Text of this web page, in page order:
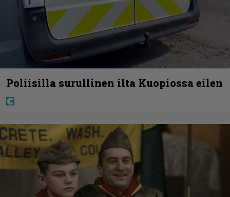
Poliisilla surullinen ilta Kuopiossa eilen